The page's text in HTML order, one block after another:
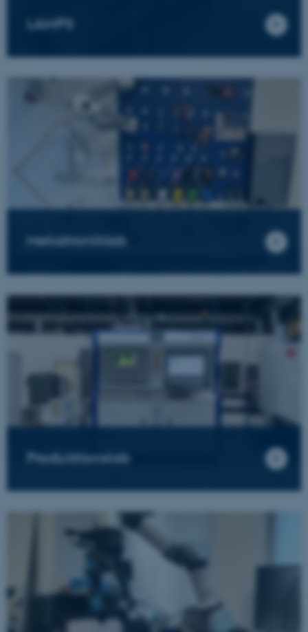
LAMPS
Mekatroniklab
Produktionslab
Nødvendige cookies hjælper
brugbar ved at aktivere nogle
grundlæggende funktioner
som navigation mm.
Hjemmesiden kan ikke
Navn
Udbyder / Domæne
fe_typo_user
Typo3 Association
ASP.NET_SessionId
Microsoft Corporation
JSESSIONID
Oracle Corporation